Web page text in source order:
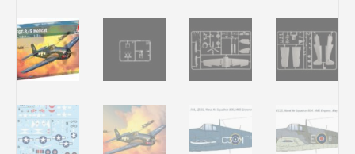
Peintures
Accessoires
Puzzles
Carte cadeau
Maquette par marque
Contact